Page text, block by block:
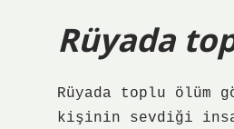
Rüyada
Rüyada toplu
kişinin sevdiği